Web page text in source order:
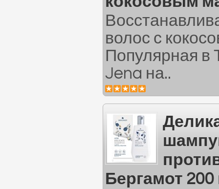
волос с
Популярная в
Jena на..
Бергамот